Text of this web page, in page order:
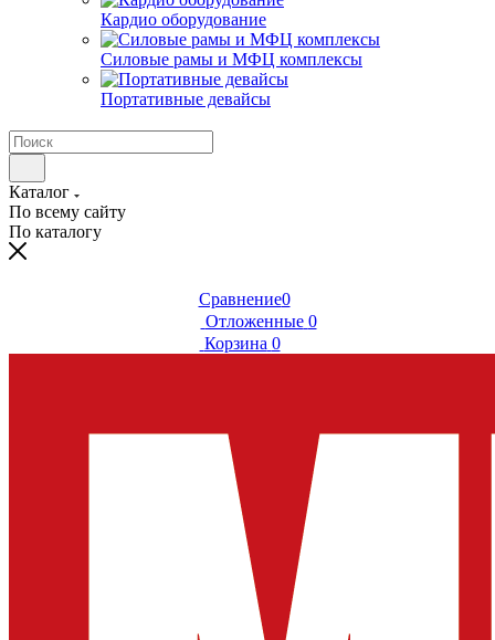
Кардио оборудование
Силовые рамы и МФЦ комплексы
Портативные девайсы
Каталог
По всему сайту
По каталогу
Сравнение0
Отложенные 0
Корзина 0